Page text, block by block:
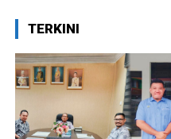
TERKINI